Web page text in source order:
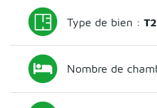
Type de bien :T2
Nombre de